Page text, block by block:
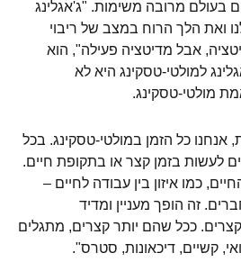
בעולם מרובה משימות. "ג'אגלינג
ואת הלך הרוח במצב של ריבוי
אבל מדיטציה פעילה", הוא
למולטי-טסקינג היא לא
מולטי-טסקינג.
אנחנו כל הזמן במולטי-טסקינג. בכל
לעשות בזמן קצר או בתקופת חיים.
כמו איזון בין עבודה לחיים –
זה הופך מעניין ומדיד
ככל שהם יותר קצרים, מתגלים
קשיים, דיכאונות, סטרס".